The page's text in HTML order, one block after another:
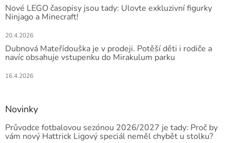
Nové LEGO časopisy jsou tady: Ulovte exkluzivní figurky
Ninjago a Minecraft!
20.4.2026
Dubnová Mateřídouška je v prodeji. Potěší děti i rodiče a
navíc obsahuje vstupenku do Mirakulum parku
16.4.2026
Novinky
Průvodce fotbalovou sezónou 2026/2027 je tady: Proč by
vám nový Hattrick Ligový speciál neměl chybět u stolku?